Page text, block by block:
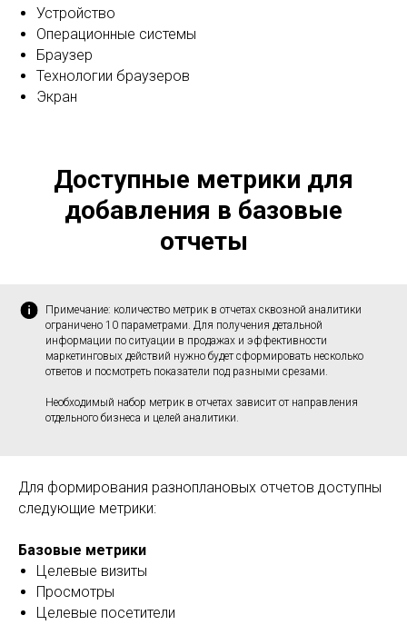
Устройство
Операционные системы
Браузер
Технологии браузеров
Экран
Доступные метрики для
добавления в базовые
отчеты
Примечание: количество метрик в отчетах сквозной аналитики
ограничено 10 параметрами. Для получения детальной
информации по ситуации в продажах и эффективности
маркетинговых действий нужно будет сформировать несколько
ответов и посмотреть показатели под разными срезами.
Необходимый набор метрик в отчетах зависит от направления
отдельного бизнеса и целей аналитики.
Для формирования разноплановых отчетов доступны
следующие метрики:
Базовые метрики
Целевые визиты
Просмотры
Целевые посетители